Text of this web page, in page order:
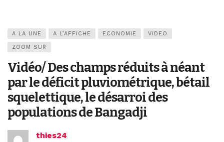
A LA UNE A L’AFFICHE ECONOMIE VIDEO
ZOOM SUR
Vidéo/ Des champs réduits à néant
par le déficit pluviométrique, bétail
squelettique, le désarroi des
populations de Bangadji
thies24